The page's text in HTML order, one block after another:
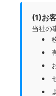
(1)お
当社の